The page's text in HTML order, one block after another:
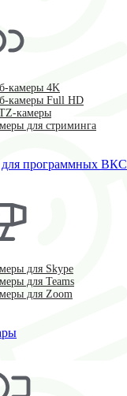
камеры 4K
камеры Full HD
камеры
для стриминга
программных ВКС
для Skype
для Teams
для Zoom